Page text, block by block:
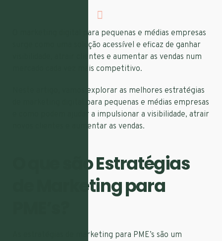
O marketing digital para pequenas e médias empresas
surge como uma solução acessível e eficaz de ganhar
visibilidade, atrair clientes e aumentar as vendas num
mercado cada vez mais competitivo.
Neste artigo, vamos explorar as melhores estratégias
de marketing digital para pequenas e médias empresas
e como podem ajudar a impulsionar a visibilidade, atrair
novos clientes e aumentar as vendas.
O que são Estratégias
de Marketing para
As estratégias de marketing para PME’s são um